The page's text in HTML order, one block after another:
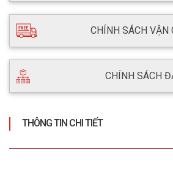
CHÍNH SÁCH VẬN
CHÍNH SÁCH
THÔNG TIN CHI TIẾT